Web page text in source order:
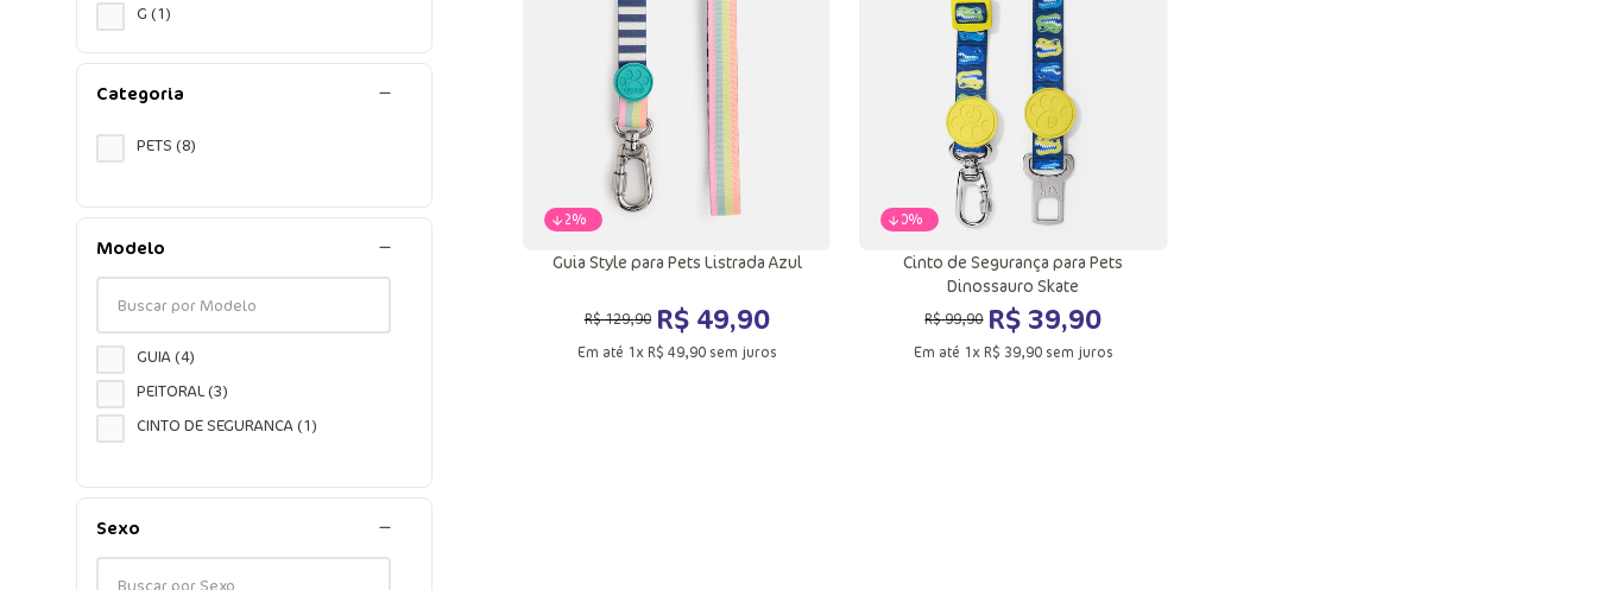
G (1)
Categoria
PETS (8)
Modelo
GUIA(4)
PEITORAL(3)
CINTO DE SEGURANCA(1)
Sexo
Adicionar a sacola Adicionar a sacola
-62%
Guia Style para Pets Listrada Azul
R$129,90 R$ 49,90
Em até 1xR$ 49,90sem juros
-60%
Cinto de Segurança para Pets
Dinossauro Skate
R$99,90 R$ 39,90
Em até 1xR$ 39,90sem juros